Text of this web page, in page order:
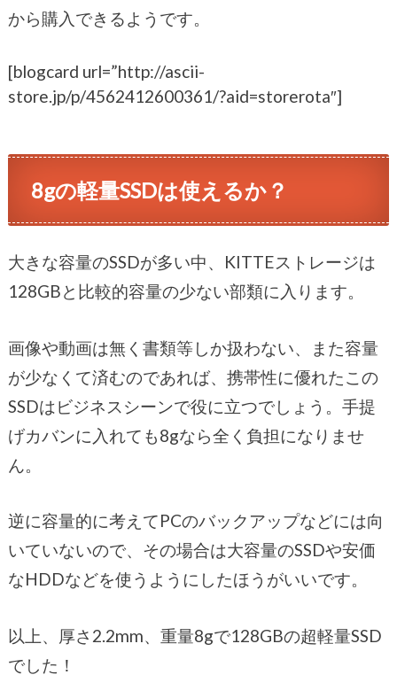
から購入できるようです。
[blogcard url=”http://ascii-
store.jp/p/4562412600361/?aid=storerota″]
8gの軽量SSDは使えるか？
大きな容量のSSDが多い中、KITTEストレージは
128GBと比較的容量の少ない部類に入ります。
画像や動画は無く書類等しか扱わない、また容量
が少なくて済むのであれば、携帯性に優れたこの
SSDはビジネスシーンで役に立つでしょう。手提
げカバンに入れても8gなら全く負担になりませ
ん。
逆に容量的に考えてPCのバックアップなどには向
いていないので、その場合は大容量のSSDや安価
なHDDなどを使うようにしたほうがいいです。
以上、厚さ2.2mm、重量8gで128GBの超軽量SSD
でした！